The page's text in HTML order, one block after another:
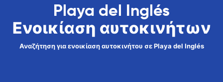
Playa del Inglés
Ενοικίαση αυτοκινήτων
Αναζήτηση για ενοικίαση αυτοκινήτου σε Playa del Inglés